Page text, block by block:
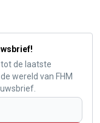
de laatste
wereld van FHM